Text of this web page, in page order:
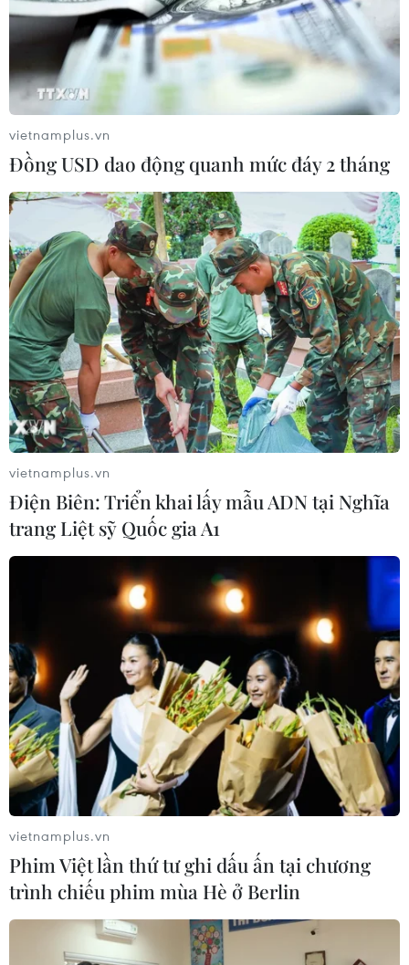
vietnamplus.vn
Đồng USD dao động quanh mức đáy 2 tháng
vietnamplus.vn
Điện Biên: Triển khai lấy mẫu ADN tại Nghĩa
trang Liệt sỹ Quốc gia A1
vietnamplus.vn
Phim Việt lần thứ tư ghi dấu ấn tại chương
trình chiếu phim mùa Hè ở Berlin